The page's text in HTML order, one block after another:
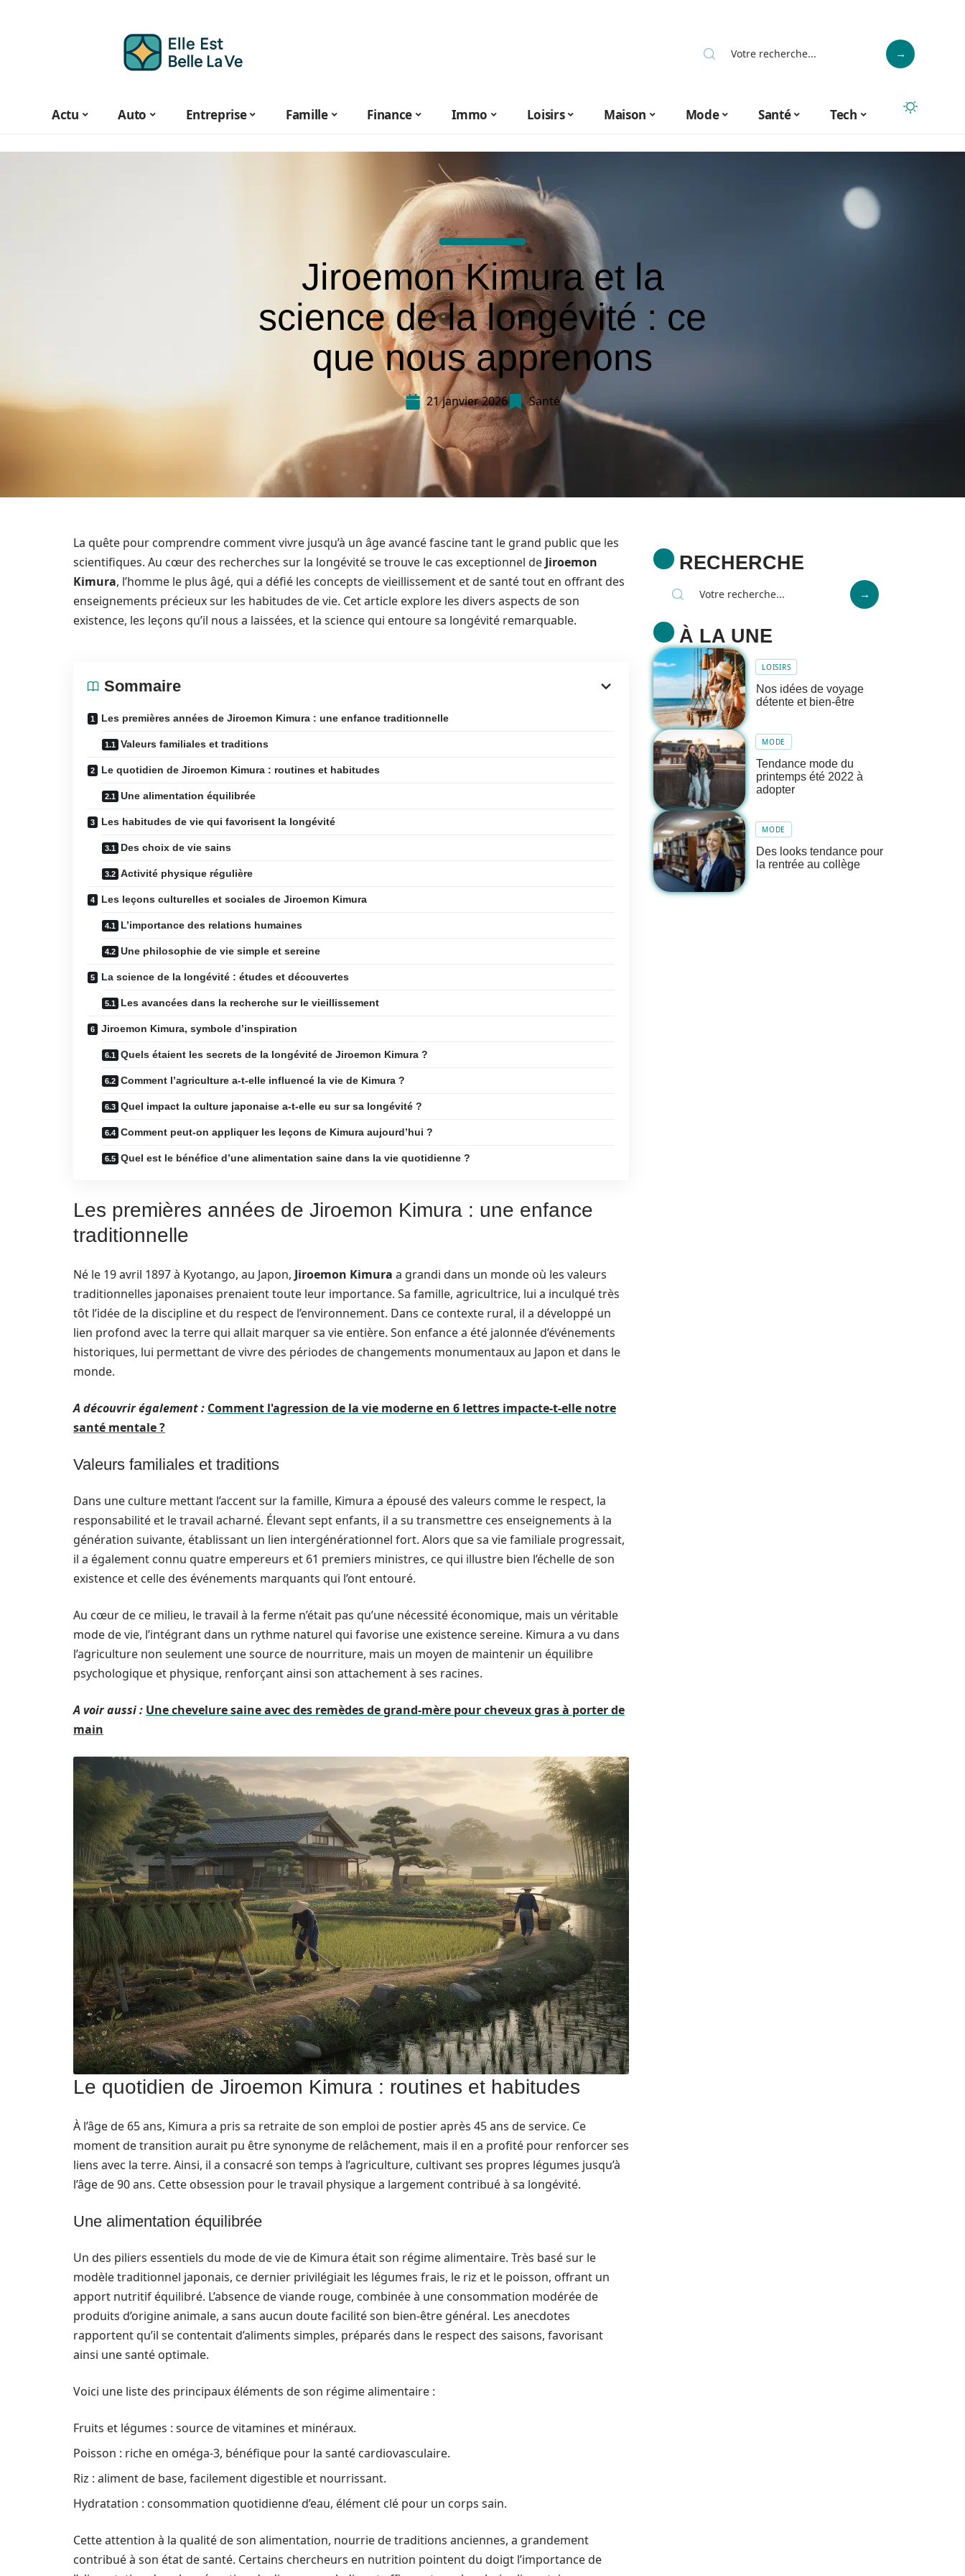
Actu Auto Entreprise Famille Finance Immo Loisirs Maison Mode Santé Tech
Jiroemon Kimura et la
science de la longévité : ce
que nous apprenons
21 janvier 2026 Santé
La quête pour comprendre comment vivre jusqu’à un âge avancé fascine tant le grand public que les
scientifiques. Au cœur des recherches sur la longévité se trouve le cas exceptionnel de Jiroemon
Kimura, l’homme le plus âgé, qui a défié les concepts de vieillissement et de santé tout en offrant des
enseignements précieux sur les habitudes de vie. Cet article explore les divers aspects de son
existence, les leçons qu’il nous a laissées, et la science qui entoure sa longévité remarquable.
Sommaire
Les premières années de Jiroemon Kimura : une enfance traditionnelle
Valeurs familiales et traditions
Le quotidien de Jiroemon Kimura : routines et habitudes
Une alimentation équilibrée
Les habitudes de vie qui favorisent la longévité
Des choix de vie sains
Activité physique régulière
Les leçons culturelles et sociales de Jiroemon Kimura
L’importance des relations humaines
Une philosophie de vie simple et sereine
La science de la longévité : études et découvertes
Les avancées dans la recherche sur le vieillissement
Jiroemon Kimura, symbole d’inspiration
Quels étaient les secrets de la longévité de Jiroemon Kimura ?
Comment l’agriculture a-t-elle influencé la vie de Kimura ?
Quel impact la culture japonaise a-t-elle eu sur sa longévité ?
Comment peut-on appliquer les leçons de Kimura aujourd’hui ?
Quel est le bénéfice d’une alimentation saine dans la vie quotidienne ?
Les premières années de Jiroemon Kimura : une enfance
traditionnelle
Né le 19 avril 1897 à Kyotango, au Japon, Jiroemon Kimura a grandi dans un monde où les valeurs
traditionnelles japonaises prenaient toute leur importance. Sa famille, agricultrice, lui a inculqué très
tôt l’idée de la discipline et du respect de l’environnement. Dans ce contexte rural, il a développé un
lien profond avec la terre qui allait marquer sa vie entière. Son enfance a été jalonnée d’événements
historiques, lui permettant de vivre des périodes de changements monumentaux au Japon et dans le
monde.
A découvrir également : Comment l'agression de la vie moderne en 6 lettres impacte-t-elle notre
santé mentale ?
Valeurs familiales et traditions
Dans une culture mettant l’accent sur la famille, Kimura a épousé des valeurs comme le respect, la
responsabilité et le travail acharné. Élevant sept enfants, il a su transmettre ces enseignements à la
génération suivante, établissant un lien intergénérationnel fort. Alors que sa vie familiale progressait,
il a également connu quatre empereurs et 61 premiers ministres, ce qui illustre bien l’échelle de son
existence et celle des événements marquants qui l’ont entouré.
Au cœur de ce milieu, le travail à la ferme n’était pas qu’une nécessité économique, mais un véritable
mode de vie, l’intégrant dans un rythme naturel qui favorise une existence sereine. Kimura a vu dans
l’agriculture non seulement une source de nourriture, mais un moyen de maintenir un équilibre
psychologique et physique, renforçant ainsi son attachement à ses racines.
A voir aussi : Une chevelure saine avec des remèdes de grand-mère pour cheveux gras à porter de
main
Le quotidien de Jiroemon Kimura : routines et habitudes
À l’âge de 65 ans, Kimura a pris sa retraite de son emploi de postier après 45 ans de service. Ce
moment de transition aurait pu être synonyme de relâchement, mais il en a profité pour renforcer ses
liens avec la terre. Ainsi, il a consacré son temps à l’agriculture, cultivant ses propres légumes jusqu’à
l’âge de 90 ans. Cette obsession pour le travail physique a largement contribué à sa longévité.
Une alimentation équilibrée
Un des piliers essentiels du mode de vie de Kimura était son régime alimentaire. Très basé sur le
modèle traditionnel japonais, ce dernier privilégiait les légumes frais, le riz et le poisson, offrant un
apport nutritif équilibré. L’absence de viande rouge, combinée à une consommation modérée de
produits d’origine animale, a sans aucun doute facilité son bien-être général. Les anecdotes
rapportent qu’il se contentait d’aliments simples, préparés dans le respect des saisons, favorisant
ainsi une santé optimale.
Voici une liste des principaux éléments de son régime alimentaire :
Fruits et légumes : source de vitamines et minéraux.
Poisson : riche en oméga-3, bénéfique pour la santé cardiovasculaire.
Riz : aliment de base, facilement digestible et nourrissant.
Hydratation : consommation quotidienne d’eau, élément clé pour un corps sain.
Cette attention à la qualité de son alimentation, nourrie de traditions anciennes, a grandement
contribué à son état de santé. Certains chercheurs en nutrition pointent du doigt l’importance de
RECHERCHE
À LA UNE
LOISIRS
Nos idées de voyage
détente et bien-être
MODE
Tendance mode du
printemps été 2022 à
adopter
MODE
Des looks tendance pour
la rentrée au collège